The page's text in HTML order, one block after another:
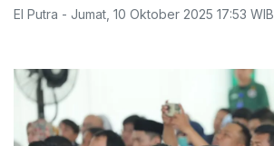
El Putra - Jumat 10 Oktober 2025 17:53 WIB